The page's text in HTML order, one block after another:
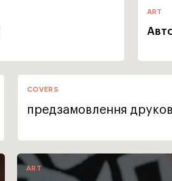
ART
COVERS
предзамовлення
ART